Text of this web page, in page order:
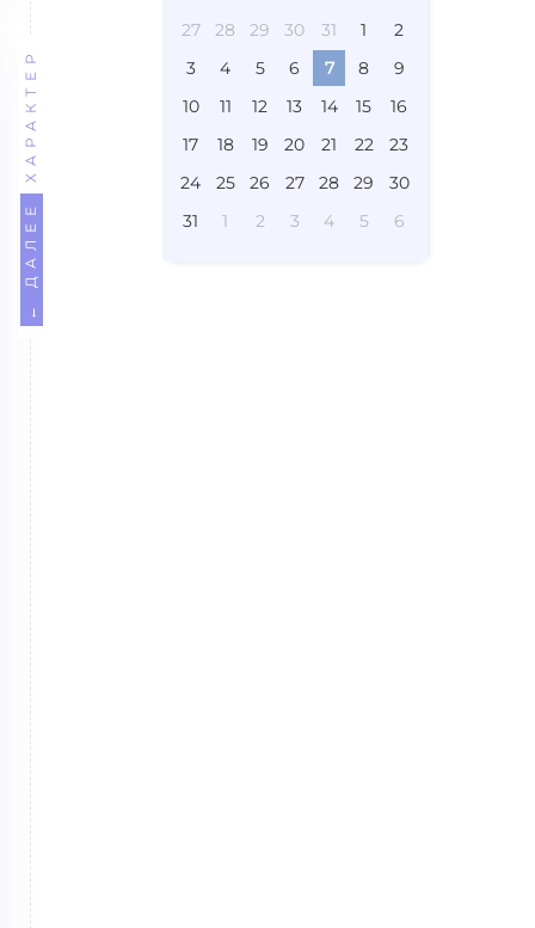
← ДАЛЕЕ
ХАРАКТЕР
27 28 29 30 31 1
2
3
4 5 6 7 8
9
10
11 12 13 14 15
16
17
18 19 20 21 22
23
24
25 26 27 28 29
30
31
1 2 3 4 5 6